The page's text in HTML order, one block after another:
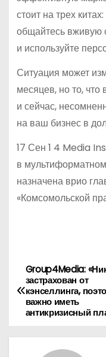
стоит на трех
общайтесь вживую
и используйте
Ситуация может
месяцев, но то, что
и сейчас,
на ваш бизнес в
17 Сен 1 4 Media
в
назначена врио
«Комсомольской
Н
а
Group4Media:
застрахован от
кэнселлинга,
важно иметь
антикризисный